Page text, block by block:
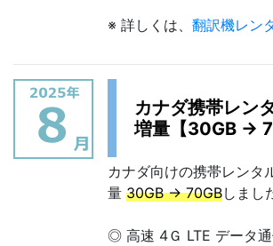
※ 詳しくは、 翻訳機レン
カナダ携帯レン
増量【30GB →
カナダ向けの携帯レンタ
量 30GB → 70GBしまし
◎ 高速 4Ｇ LTE データ